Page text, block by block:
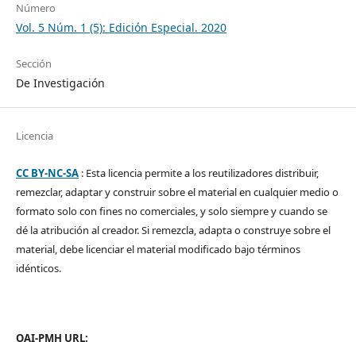
Número
Vol. 5 Núm. 1 (5): Edición Especial. 2020
Sección
De Investigación
Licencia
CC BY-NC-SA: Esta licencia permite a los reutilizadores distribuir,
remezclar, adaptar y construir sobre el material en cualquier medio o
formato solo con fines no comerciales, y solo siempre y cuando se
dé la atribución al creador. Si remezcla, adapta o construye sobre el
material, debe licenciar el material modificado bajo términos
idénticos.
OAI-PMH URL: